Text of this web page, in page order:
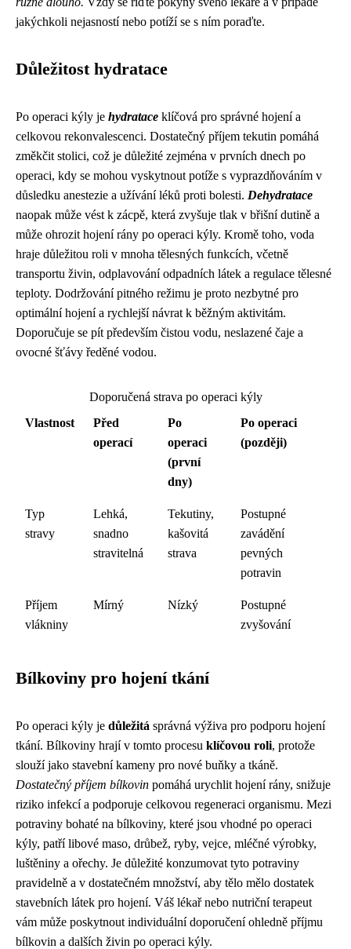
jakýchkoli nejasností nebo potíží se s ním poraďte.
Důležitost hydratace
Po operaci kýly je hydratace klíčová pro správné hojení a
celkovou rekonvalescenci. Dostatečný příjem tekutin pomáhá
změkčit stolici, což je důležité zejména v prvních dnech po
operaci, kdy se mohou vyskytnout potíže s vyprazdňováním v
důsledku anestezie a užívání léků proti bolesti. Dehydratace
naopak může vést k zácpě, která zvyšuje tlak v břišní dutině a
může ohrozit hojení rány po operaci kýly. Kromě toho, voda
hraje důležitou roli v mnoha tělesných funkcích, včetně
transportu živin, odplavování odpadních látek a regulace tělesné
teploty. Dodržování pitného režimu je proto nezbytné pro
optimální hojení a rychlejší návrat k běžným aktivitám.
Doporučuje se pít především čistou vodu, neslazené čaje a
ovocné šťávy ředěné vodou.
Doporučená strava po operaci kýly
Vlastnost
Před
operací
Po
operaci
(první
dny)
Po operaci
(později)
Typ
stravy
Lehká,
snadno
stravitelná
Tekutiny,
kašovitá
strava
Postupné
zavádění
pevných
potravin
Příjem
vlákniny
Mírný Nízký
Postupné
zvyšování
Bílkoviny pro hojení tkání
Po operaci kýly je důležitá správná výživa pro podporu hojení
tkání. Bílkoviny hrají v tomto procesu klíčovou roli, protože
slouží jako stavební kameny pro nové buňky a tkáně.
Dostatečný příjem bílkovin pomáhá urychlit hojení rány, snižuje
riziko infekcí a podporuje celkovou regeneraci organismu. Mezi
potraviny bohaté na bílkoviny, které jsou vhodné po operaci
kýly, patří libové maso, drůbež, ryby, vejce, mléčné výrobky,
luštěniny a ořechy. Je důležité konzumovat tyto potraviny
pravidelně a v dostatečném množství, aby tělo mělo dostatek
stavebních látek pro hojení. Váš lékař nebo nutriční terapeut
vám může poskytnout individuální doporučení ohledně příjmu
bílkovin a dalších živin po operaci kýly.